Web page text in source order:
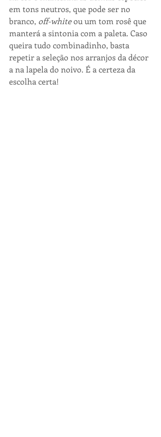
em tons neutros, que pode ser no
branco, off-white ou um tom rosê que
manterá a sintonia com a paleta. Caso
queira tudo combinadinho, basta
repetir a seleção nos arranjos da décor
a na lapela do noivo. É a certeza da
escolha certa!